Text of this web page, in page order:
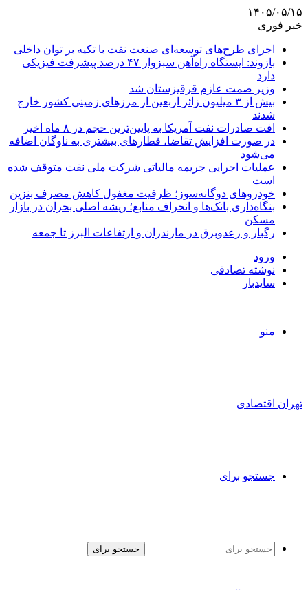
۱۴۰۵/۰۵/۱۵
خبر فوری
اجرای طرح‌های توسعه‌ای صنعت نفت با تکیه بر توان داخلی
بازوند: ایستگاه راه‌آهن سبزوار ۴۷ درصد پیشرفت فیزیکی
دارد
وزیر صمت عازم قرقیزستان شد
بیش از ۳ میلیون زائر اربعین از مرزهای زمینی کشور خارج
شدند
افت صادرات نفت آمریکا به پایین‌ترین حجم در ۸ ماه اخیر
در صورت افزایش تقاضا، قطارهای بیشتری به ناوگان اضافه
می‌شود
عملیات اجرایی جریمه مالیاتی شرکت ملی نفت متوقف شده
است
خودروهای دوگانه‌سوز؛ ظرفیت مغفول کاهش مصرف بنزین
بنگاه‌داری بانک‌ها و انحراف منابع؛ ریشه اصلی بحران در بازار
مسکن
رگبار و رعدوبرق در مازندران و ارتفاعات البرز تا جمعه
ورود
نوشته تصادفی
سایدبار
منو
تهران اقتصادی
جستجو برای
جستجو برای